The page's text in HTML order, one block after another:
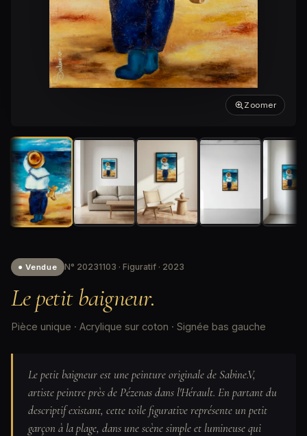
Zoomer
● Vendue N° 20231103 · Figuratif · 2023
Le petit baigneur.
Pièce unique · Acrylique sur coton · Signée bas gauche
Le petit baigneur est une peinture originale de Sabine.V,
artiste peintre près de Pézenas dans l'Hérault. En partant du
descriptif existant, cette toile figurative représente un petit
garçon à la plage, dans une scène simple et lumineuse qui